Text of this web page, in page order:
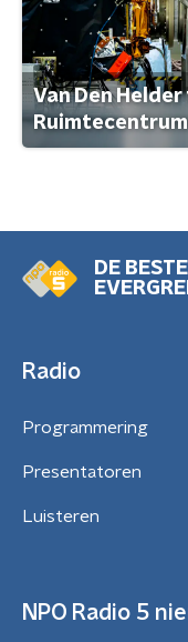
Van Den
Ruimtecentrum
DE BESTE
Radio
Programmering
Presentatoren
Luisteren
NPO Radio 5